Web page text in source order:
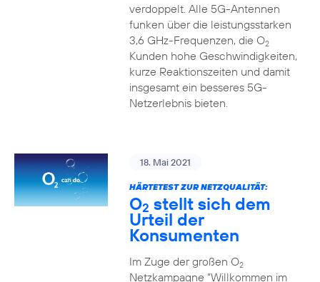
verdoppelt. Alle 5G-Antennen
funken über die leistungsstarken
3,6 GHz-Frequenzen, die O2
Kunden hohe Geschwindigkeiten,
kurze Reaktionszeiten und damit
insgesamt ein besseres 5G-
Netzerlebnis bieten.
18. Mai 2021
HÄRTETEST ZUR NETZQUALITÄT:
O2 stellt sich dem
Urteil der
Konsumenten
Im Zuge der großen O2
Netzkampagne “Willkommen im